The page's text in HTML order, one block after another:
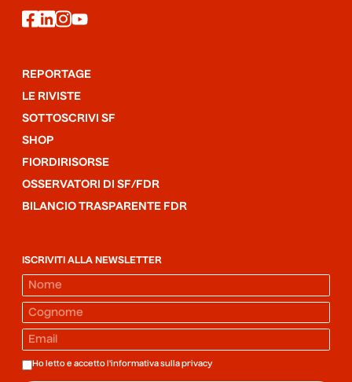
facebook
linkedin
instagram
youtube
REPORTAGE
LE RIVISTE
SOTTOSCRIVI SF
SHOP
FIORDIRISORSE
OSSERVATORI DI SF/FDR
BILANCIO TRASPARENTE FDR
ISCRIVITI ALLA NEWSLETTER
Ho letto e accetto l'informativa sulla privacy